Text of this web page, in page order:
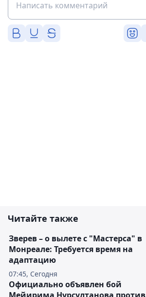
Читайте также
07:45, Сегодня
Зверев – о вылете с "Мастерса" в
Монреале: Требуется время на
адаптацию
Официально объявлен бой